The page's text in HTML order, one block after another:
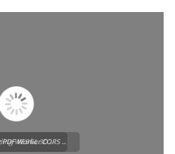
WEBGL 3D ...
Worker CORS ...